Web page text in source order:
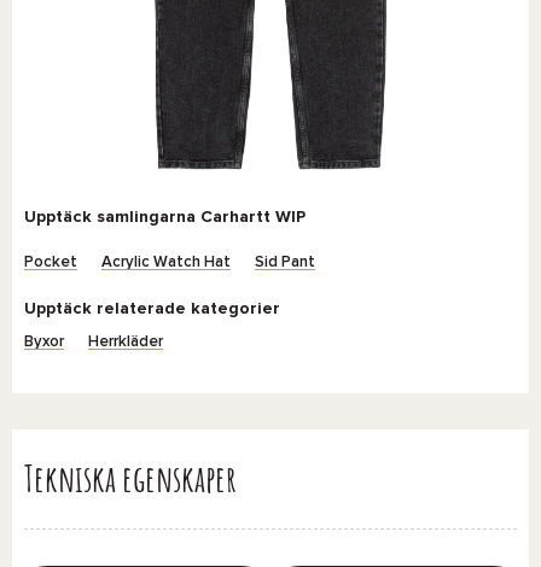
Upptäck samlingarna Carhartt WIP
Pocket Acrylic Watch Hat Sid Pant
Upptäck relaterade kategorier
Byxor Herrkläder
Tekniska egenskaper